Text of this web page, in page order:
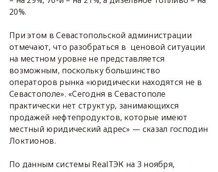
20%.
При этом в Севастопольской администрации
отмечают, что разобраться в ценовой ситуации
на местном уровне не представляется
возможным, поскольку большинство
операторов рынка «юридически находятся не в
Севастополе». «Сегодня в Севастополе
практически нет структур, занимающихся
продажей нефтепродуктов, которые имеют
местный юридический адрес» — сказал господин
Локтионов.
По данным системы RealТЭК на 3 ноября,